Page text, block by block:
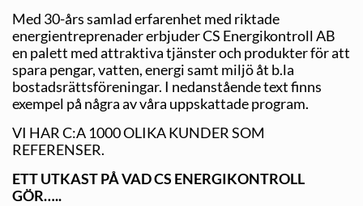
Med 30-års samlad erfarenhet med riktade
energientreprenader erbjuder CS Energikontroll AB
en palett med attraktiva tjänster och produkter för att
spara pengar, vatten, energi samt miljö åt b.la
bostadsrättsföreningar. I nedanstående text finns
exempel på några av våra uppskattade program.
VI HAR C:A 1000 OLIKA KUNDER SOM
REFERENSER.
ETT UTKAST PÅ VAD CS ENERGIKONTROLL
GÖR…..